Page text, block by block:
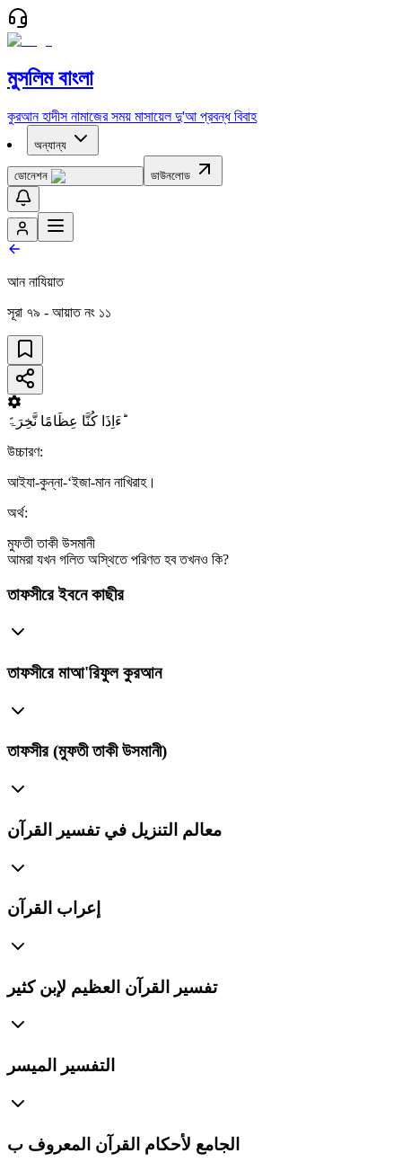
মুসলিম বাংলা
কুরআন হাদীস নামাজের সময় মাসায়েল দু'আ প্রবন্ধ বিবাহ
অন্যান্য
ডোনেশন ডাউনলোড
আন নাযিয়াত
সূরা ৭৯ - আয়াত নং ১১
ءَاِذَا کُنَّا عِظَامًا نَّخِرَۃً ؕ
উচ্চারণ:
আইযা-কুন্না-‘ইজা-মান নাখিরাহ।
অর্থ:
মুফতী তাকী উসমানী
আমরা যখন গলিত অস্থিতে পরিণত হব তখনও কি?
তাফসীরে ইবনে কাছীর
তাফসীরে মাআ'রিফুল কুরআন
তাফসীর (মুফতী তাকী উসমানী)
معالم التنزيل في تفسير القرآن
إعراب القرآن
تفسير القرآن العظيم لإبن كثير
التفسير الميسر
الجامع لأحكام القرآن المعروف ب